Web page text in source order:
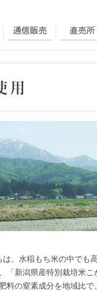
は、水稲もち米の中でも
「新潟県産特別栽培米こ
料の窒素成分を地域比